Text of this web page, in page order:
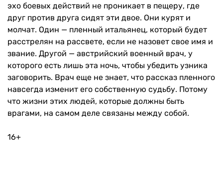
эхо боевых действий не проникает в пещеру, где
друг против друга сидят эти двое. Они курят и
молчат. Один — пленный итальянец, который будет
расстрелян на рассвете, если не назовет свое имя и
звание. Другой — австрийский военный врач, у
которого есть лишь эта ночь, чтобы убедить узника
заговорить. Врач еще не знает, что рассказ пленного
навсегда изменит его собственную судьбу. Потому
что жизни этих людей, которые должны быть
врагами, на самом деле связаны между собой.
16+